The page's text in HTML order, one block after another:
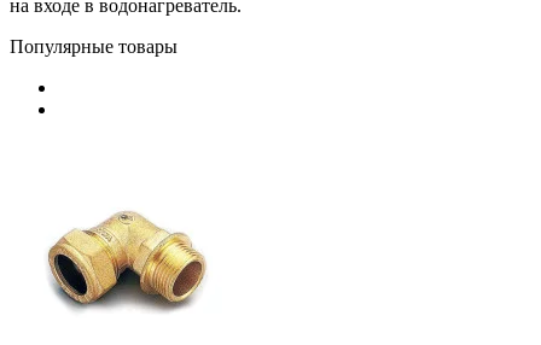
на входе в водонагреватель.
Популярные товары